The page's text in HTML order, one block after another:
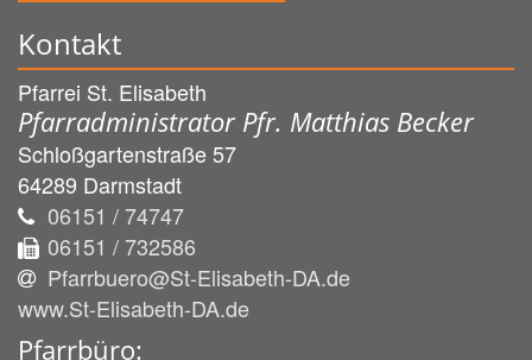
Kontakt
Pfarrei St. Elisabeth
Pfarradministrator Pfr. Matthias Becker
Schloßgartenstraße 57
64289 Darmstadt
06151 / 74747
06151 / 732586
Pfarrbuero@St-Elisabeth-DA.de
www.St-Elisabeth-DA.de
Pfarrbüro: